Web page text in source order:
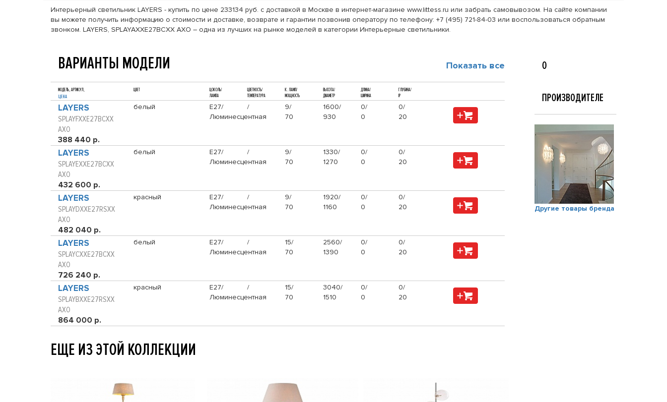
Интерьерный светильник LAYERS - купить по цене 233134 руб. с доставкой в Москве в интернет-магазине www.littess.ru или забрать самовывозом. На сайте компании
вы можете получить информацию о стоимости и доставке, возврате и гарантии позвонив оператору по телефону: +7 (495) 721-84-03 или воспользоваться обратным
звонком. LAYERS, SPLAYAXXE27BCXX AXO – одна из лучших на рынке моделей в категории Интерьерные светильники.
ВАРИАНТЫ МОДЕЛИ Показать все
МОДЕЛЬ, АРТИКУЛ,
ЦЕНА
ЦВЕТ
ЦОКОЛЬ/
ЛАМПА
ЦВЕТНОСТЬ/
ТЕМПЕРАТУРА
К. ЛАМП/
МОЩНОСТЬ
ВЫСОТА/
ДИАМЕТР
ДЛИНА/
ШИРИНА
ГЛУБИНА/
IP
LAYERS
SPLAYFXXE27BCXX
AXO
388 440 р.
белый
E27/
Люминесцентная
/
9/
70
1600/
930
0/
0
0/
20
LAYERS
SPLAYEXXE27BCXX
AXO
432 600 р.
белый
E27/
Люминесцентная
/
9/
70
1330/
1270
0/
0
0/
20
LAYERS
SPLAYDXXE27RSXX
AXO
482 040 р.
красный
E27/
Люминесцентная
/
9/
70
1920/
1160
0/
0
0/
20
LAYERS
SPLAYCXXE27BCXX
AXO
726 240 р.
белый
E27/
Люминесцентная
/
15/
70
2560/
1390
0/
0
0/
20
LAYERS
SPLAYBXXE27RSXX
AXO
864 000 р.
красный
E27/
Люминесцентная
/
15/
70
3040/
1510
0/
0
0/
20
ЕЩЕ ИЗ ЭТОЙ КОЛЛЕКЦИИ
О
ПРОИЗВОДИТЕЛЕ
Другие товары бренда